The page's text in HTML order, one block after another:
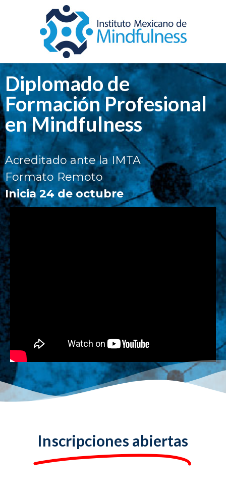
Diplomado de
Formación Profesional
en Mindfulness
Acreditado ante la IMTA
Formato Remoto
Inicia 24 de octubre
Inscripciones abiertas